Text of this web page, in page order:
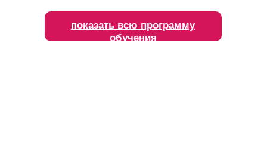
показать всю программу
обучения